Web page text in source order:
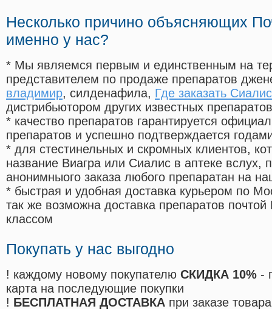
Несколько причино объясняющих
именно у нас?
* Мы являемся первым и единственным на
представителем по продаже препаратов
владимир, силденафила, Где заказать
дистрибьютором других известных препаратов
* качество препаратов гарантируется
препаратов и успешно подтверждается
* для стестинельных и скромных клиентов,
название Виагра или Сиалис в аптеке вслух,
анонимныого заказа любого препаратан на
* быстрая и удобная доставка курьером по
так же возможна доставка препаратов
классом
Покупать у нас выгодно
! каждому новому покупателю СКИДКА 10% -
карта на последующие покупки
! БЕСПЛАТНАЯ ДОСТАВКА при заказе